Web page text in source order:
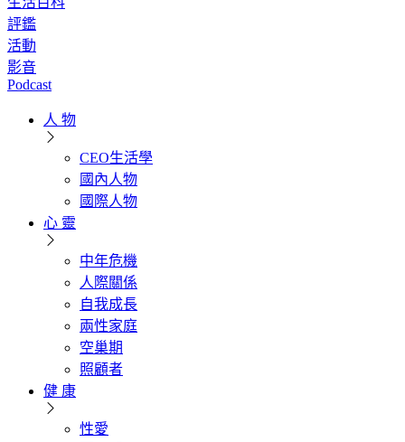
評鑑
活動
影音
Podcast
人 物
CEO生活學
國內人物
國際人物
心 靈
中年危機
人際關係
自我成長
兩性家庭
空巢期
照顧者
健 康
性愛